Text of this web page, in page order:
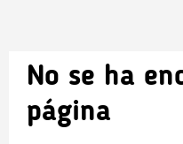
No se ha
página